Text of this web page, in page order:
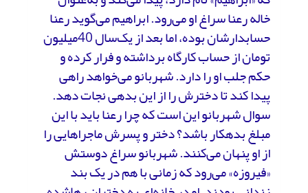
خاله رعنا سراغ او می‌رود. ابراهیم می‌گوید رعنا
حسابدارشان بوده، اما بعد از یک‌سال 40میلیون
تومان از حساب کارگاه برداشته و فرار کرده و
حکم جلب او را دارد. شهربانو می‌خواهد راهی
پیدا کند تا دخترش را از این بدهی نجات دهد.
سوال شهربانو این است که چرا رعنا باید با این
مبلغ بدهکار باشد؟ دختر و پسرش ماجراهایی را
از او پنهان می‌کنند. شهربانو سراغ دوستش
«فیروزه» می‌رود که زمانی با هم در یک بند